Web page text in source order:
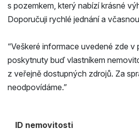
s pozemkem, který nabízí krásné
Doporučuji rychlé jednání a
“Veškeré informace uvedené zde v
poskytnuty buď vlastníkem
z veřejně dostupných zdrojů. Za
neodpovídáme.”
ID nemovitosti